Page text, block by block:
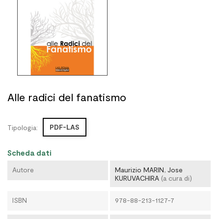
Alle radici del fanatismo
Tipologia: PDF-LAS
Scheda dati
Autore Maurizio MARIN, Jose
KURUVACHIRA(a cura di)
ISBN 978-88-213-1127-7